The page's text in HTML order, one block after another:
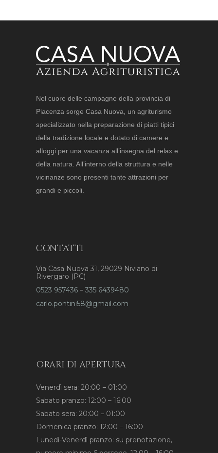
Nel cuore delle campagne della provincia di
Piacenza sorge Casa Nuova, un agriturismo
specializzato nella preparazione di piatti tipici
della tradizione locale e dotato di camere e
alloggi per una vacanza all’insegna del relax e
della natura. All’interno della struttura e nelle
vicinanze sono presenti tante attrazioni per
grandi e piccoli.
CONTATTI
Via Casa Nuova 31, 29029 Niviano di
Rivergaro (PC)
0523 957436 – 335 6439480
carlo.pontini58@gmail.com
ORARI DI APERTURA
Venerdì sera: 20:00 – 01:00
Sabato pranzo: 12:00 – 16:00
Sabato sera: 20:00 – 01:00
Domenica pranzo: 12:00 – 16:00
Lunedì-Venerdì pranzo: su prenotazione,